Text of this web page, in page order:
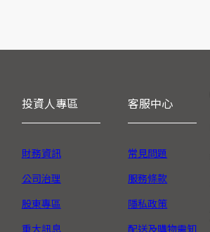
投資人專區
財務資訊
公司治理
股東專區
重大訊息
客服中心
常見問題
服務條款
隱私政策
配送及購物需知